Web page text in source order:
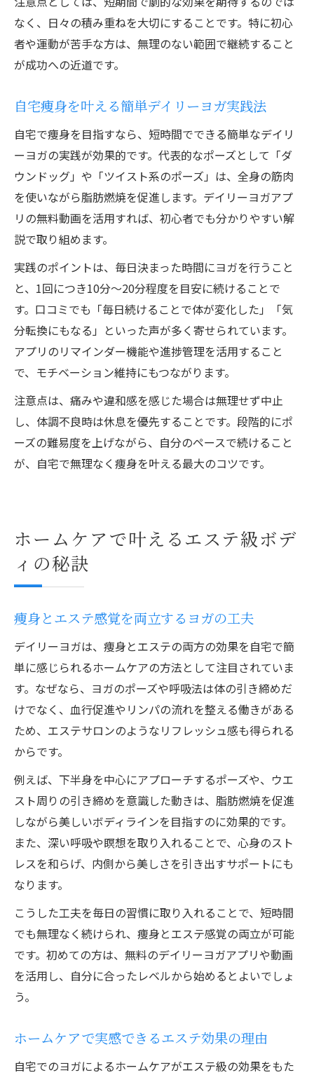
なく、日々の積み重ねを大切にすることです。特に初心
者や運動が苦手な方は、無理のない範囲で継続すること
が成功への近道です。
自宅痩身を叶える簡単デイリーヨガ実践法
自宅で痩身を目指すなら、短時間でできる簡単なデイリ
ーヨガの実践が効果的です。代表的なポーズとして「ダ
ウンドッグ」や「ツイスト系のポーズ」は、全身の筋肉
を使いながら脂肪燃焼を促進します。デイリーヨガアプ
リの無料動画を活用すれば、初心者でも分かりやすい解
説で取り組めます。
実践のポイントは、毎日決まった時間にヨガを行うこと
と、1回につき10分〜20分程度を目安に続けることで
す。口コミでも「毎日続けることで体が変化した」「気
分転換にもなる」といった声が多く寄せられています。
アプリのリマインダー機能や進捗管理を活用すること
で、モチベーション維持にもつながります。
注意点は、痛みや違和感を感じた場合は無理せず中止
し、体調不良時は休息を優先することです。段階的にポ
ーズの難易度を上げながら、自分のペースで続けること
が、自宅で無理なく痩身を叶える最大のコツです。
ホームケアで叶えるエステ級ボデ
ィの秘訣
痩身とエステ感覚を両立するヨガの工夫
デイリーヨガは、痩身とエステの両方の効果を自宅で簡
単に感じられるホームケアの方法として注目されていま
す。なぜなら、ヨガのポーズや呼吸法は体の引き締めだ
けでなく、血行促進やリンパの流れを整える働きがある
ため、エステサロンのようなリフレッシュ感も得られる
からです。
例えば、下半身を中心にアプローチするポーズや、ウエ
スト周りの引き締めを意識した動きは、脂肪燃焼を促進
しながら美しいボディラインを目指すのに効果的です。
また、深い呼吸や瞑想を取り入れることで、心身のスト
レスを和らげ、内側から美しさを引き出すサポートにも
なります。
こうした工夫を毎日の習慣に取り入れることで、短時間
でも無理なく続けられ、痩身とエステ感覚の両立が可能
です。初めての方は、無料のデイリーヨガアプリや動画
を活用し、自分に合ったレベルから始めるとよいでしょ
う。
ホームケアで実感できるエステ効果の理由
自宅でのヨガによるホームケアがエステ級の効果をもた